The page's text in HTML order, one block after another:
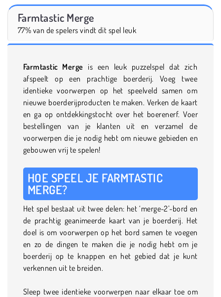
Farmtastic Merge
77% van de spelers vindt dit spel leuk
Farmtastic Merge is een leuk puzzelspel dat zich
afspeelt op een prachtige boerderij. Voeg twee
identieke voorwerpen op het speelveld samen om
nieuwe boerderijproducten te maken. Verken de kaart
en ga op ontdekkingstocht over het boerenerf. Voer
bestellingen van je klanten uit en verzamel de
voorwerpen die je nodig hebt om nieuwe gebieden en
gebouwen vrij te spelen!
HOE SPEEL JE FARMTASTIC
MERGE?
Het spel bestaat uit twee delen: het ‘merge-2’-bord en
de prachtig geanimeerde kaart van je boerderij. Het
doel is om voorwerpen op het bord samen te voegen
en zo de dingen te maken die je nodig hebt om je
boerderij op te knappen en het gebied dat je kunt
verkennen uit te breiden.
Sleep twee identieke voorwerpen naar elkaar toe om